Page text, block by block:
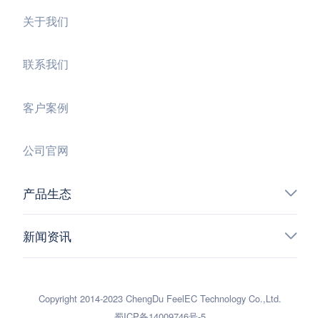
关于我们
联系我们
客户案例
公司官网
产品生态
新闻资讯
Copyright 2014-2023 ChengDu FeelEC Technology Co.,Ltd.